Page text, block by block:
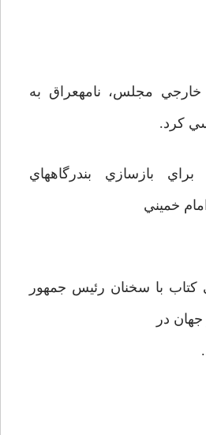
مجلس، نامهعراق به
کرد.
براي بازسازي بندرگاههاي
خميني
کتاب با سخنان رئيس جمهور